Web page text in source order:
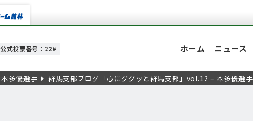
公式投票番号：22# ホーム ニュース
本多優選手 群馬支部ブログ「心にググッと群馬支部」vol.12 – 本多優選手